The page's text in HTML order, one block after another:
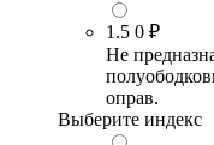
1.5 0 ₽
Не
оправ.
Выберите индекс